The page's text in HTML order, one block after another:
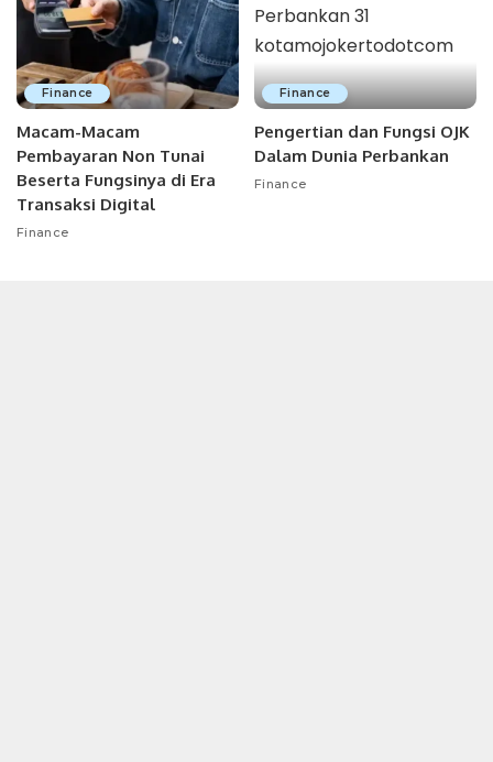
Finance
Macam-Macam
Pembayaran Non Tunai
Beserta Fungsinya di Era
Transaksi Digital
Finance
Finance
Pengertian dan Fungsi OJK
Dalam Dunia Perbankan
Finance